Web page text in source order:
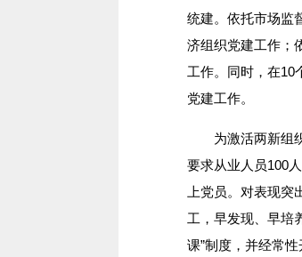
统建。依托市场监
济组织党建工作；
工作。同时，在10
党建工作。
为激活两新组织
要求从业人员100
上党员。对表现
工，早发现、早培
课”制度，并经常